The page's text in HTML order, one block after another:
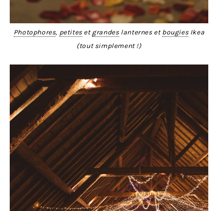
Photophores, petitesetgrandeslanternes etbougiesIkea
(tout simplement !)